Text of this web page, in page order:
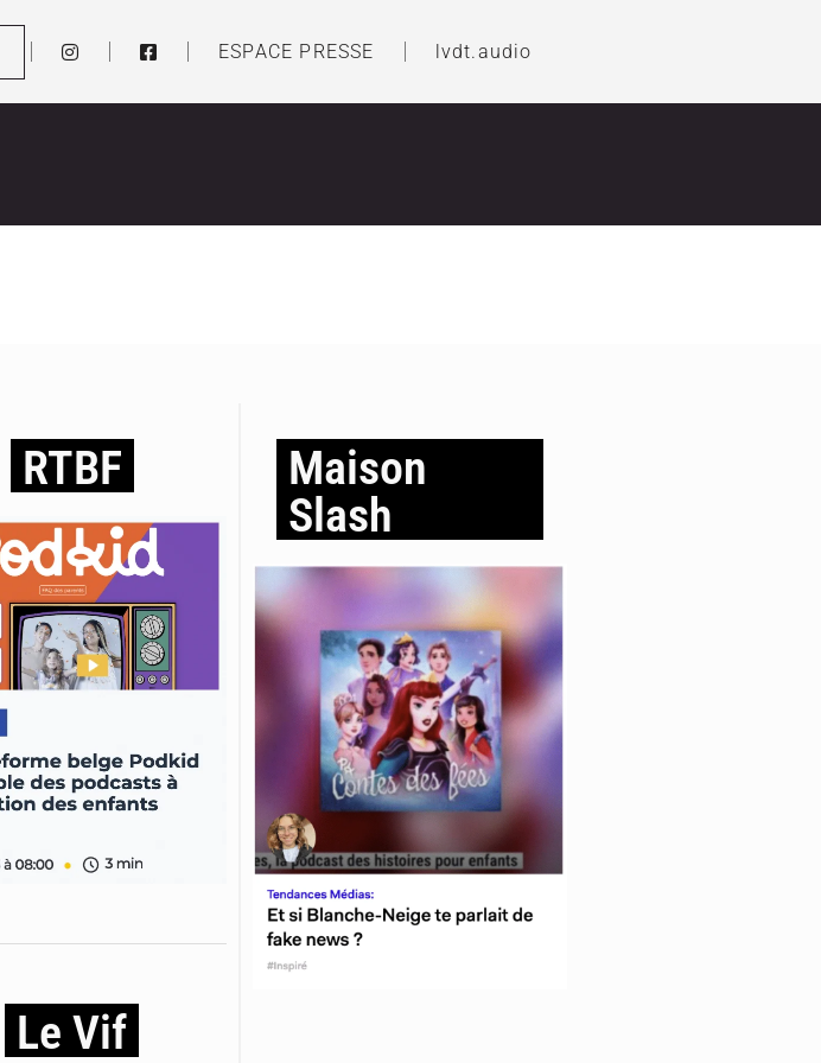
ESPACE PRESSE lvdt.audio
RTBF
Le Vif
Maison
Slash